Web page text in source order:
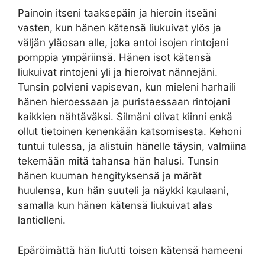
Painoin itseni taaksepäin ja hieroin itseäni
vasten, kun hänen kätensä liukuivat ylös ja
väljän yläosan alle, joka antoi isojen rintojeni
pomppia ympäriinsä. Hänen isot kätensä
liukuivat rintojeni yli ja hieroivat nännejäni.
Tunsin polvieni vapisevan, kun mieleni harhaili
hänen hieroessaan ja puristaessaan rintojani
kaikkien nähtäväksi. Silmäni olivat kiinni enkä
ollut tietoinen kenenkään katsomisesta. Kehoni
tuntui tulessa, ja alistuin hänelle täysin, valmiina
tekemään mitä tahansa hän halusi. Tunsin
hänen kuuman hengityksensä ja märät
huulensa, kun hän suuteli ja näykki kaulaani,
samalla kun hänen kätensä liukuivat alas
lantiolleni.
Epäröimättä hän liu’utti toisen kätensä hameeni